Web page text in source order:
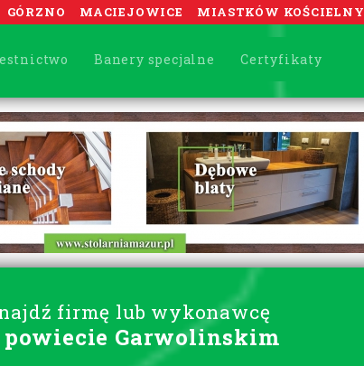
GÓRZNO MACIEJOWICE MIASTKÓW KOŚCIELNY
Banery specjalne Certyfikaty
firmę lub wykonawcę
Garwolinskim